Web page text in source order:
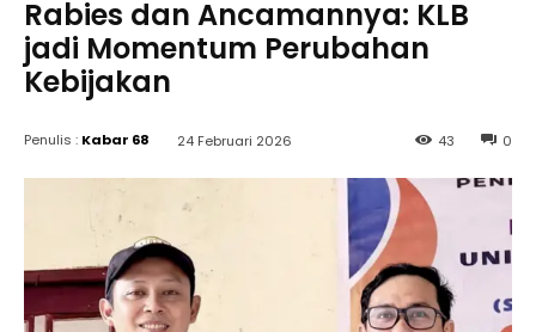
Rabies dan Ancamannya: KLB
jadi Momentum Perubahan
Kebijakan
Penulis : Kabar 68 24 Februari 2026 0
43